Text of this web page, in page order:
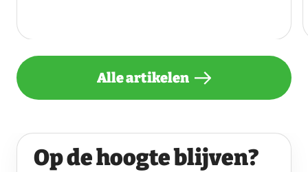
Alle artikelen
Op de hoogte blijven?